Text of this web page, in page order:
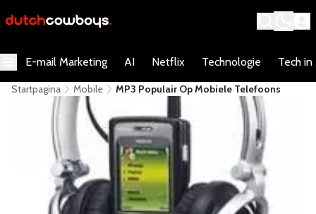
E-mail Marketing AI Netflix Technologie Tech in
Startpagina Mobile MP3 Populair Op Mobiele Telefoons